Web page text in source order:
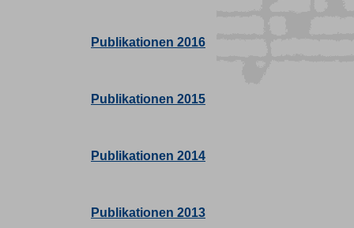
Publikationen 2016
Publikationen 2015
Publikationen 2014
Publikationen 2013